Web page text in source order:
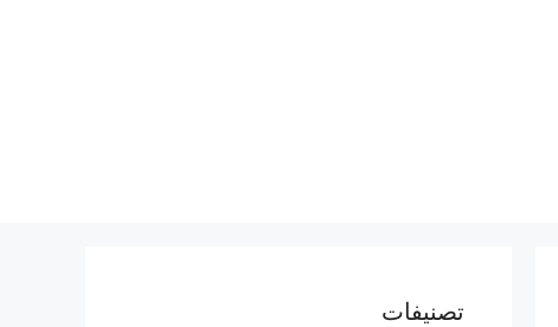
تصنيفات